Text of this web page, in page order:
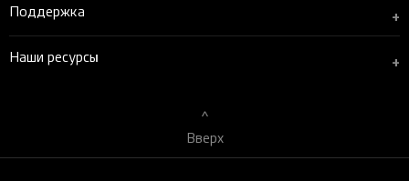
Поддержка +
Наши ресурсы +
Вверх